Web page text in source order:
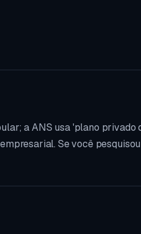
a ANS usa 'plano privado
Se você